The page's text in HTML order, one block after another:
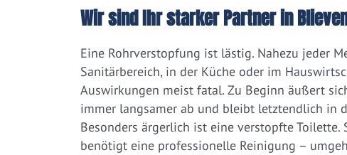
Wir sind Ihr starker Partner in
Eine Rohrverstopfung ist lästig. Nahezu jeder
Sanitärbereich, in der Küche oder im
Auswirkungen meist fatal. Zu Beginn äußert
immer langsamer ab und bleibt letztendlich in
Besonders ärgerlich ist eine verstopfte
benötigt eine professionelle Reinigung –